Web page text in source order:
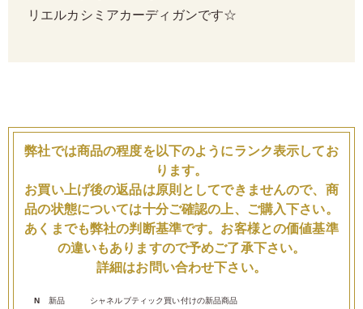
リエルカシミアカーディガンです☆
弊社では商品の程度を以下のようにランク表示してお
ります。
お買い上げ後の返品は原則としてできませんので、商
品の状態については十分ご確認の上、ご購入下さい。
あくまでも弊社の判断基準です。お客様との価値基準
の違いもありますので予めご了承下さい。
詳細はお問い合わせ下さい。
N 新品 シャネルブティック買い付けの新品商品